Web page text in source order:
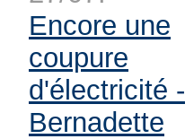
Encore une
coupure
d'électricité -
Bernadette